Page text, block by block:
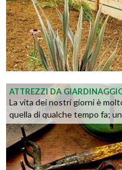
ATTREZZI DA
La vita dei nostri giorni è
quella di qualche tempo fa;